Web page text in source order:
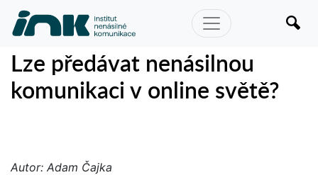
Lze předávat nenásilnou
komunikaci v online světě?
Autor: Adam Čajka